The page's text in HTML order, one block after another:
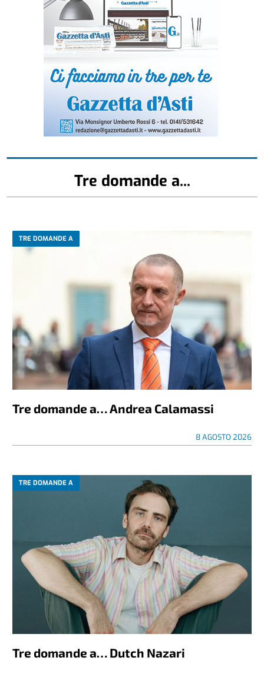
Tre domande a...
TRE DOMANDE A
Tre domande a… Andrea Calamassi
8 AGOSTO 2026
TRE DOMANDE A
Tre domande a… Dutch Nazari